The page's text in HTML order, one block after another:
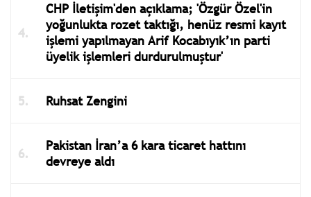
CHP İletişim'den açıklama; 'Özgür Özel'in
yoğunlukta rozet taktığı, henüz resmi kayıt
işlemi yapılmayan Arif Kocabıyık’ın parti
üyelik işlemleri durdurulmuştur'
Ruhsat Zengini
Pakistan İran’a 6 kara ticaret hattını
devreye aldı